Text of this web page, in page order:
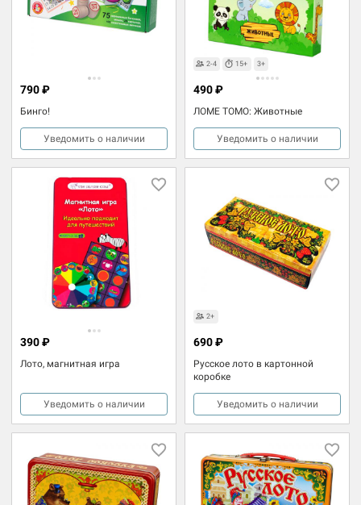
Бинго!
790 ₽
Уведомить о наличии
2-4 15+ 3+
ЛОМЕ ТОМО: Животные
490 ₽
Уведомить о наличии
Лото, магнитная игра
390 ₽
Уведомить о наличии
2+
Русское лото в картонной
коробке
690 ₽
Уведомить о наличии